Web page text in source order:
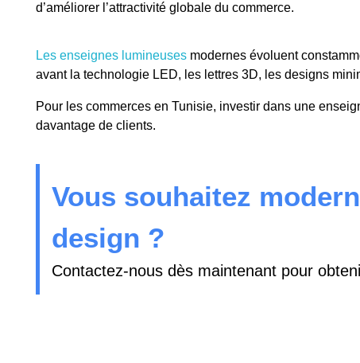
d’améliorer l’attractivité globale du commerce.
Les enseignes lumineuses modernes évoluent
avant la technologie LED, les lettres 3D, les designs
Pour les commerces en Tunisie, investir dans une
davantage de clients.
Vous souhaitez
design ?
Contactez-nous dès maintenant pour